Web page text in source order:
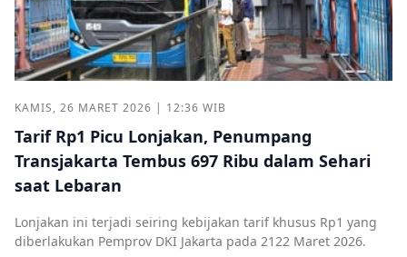
KAMIS, 26 MARET 2026 | 12:36 WIB
Tarif Rp1 Picu Lonjakan, Penumpang
Transjakarta Tembus 697 Ribu dalam Sehari
saat Lebaran
Lonjakan ini terjadi seiring kebijakan tarif khusus Rp1 yang
diberlakukan Pemprov DKI Jakarta pada 2122 Maret 2026.